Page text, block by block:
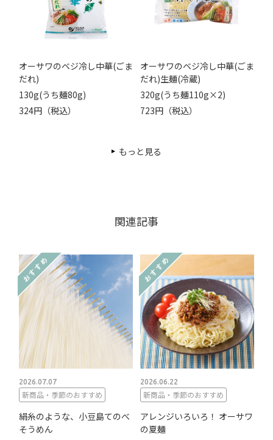
オーサワのベジ冷し中華(ごま
だれ)
130g(うち麺80g)
324円（税込）
オーサワのベジ冷し中華(ごま
だれ)生麺(冷蔵)
320g(うち麺110g×2)
723円（税込）
もっと見る
関連記事
2026.07.07
新商品・季節のおすすめ
絹糸のような、小豆島てのべ
そうめん
2026.06.22
新商品・季節のおすすめ
アレンジいろいろ！ オーサワ
の夏麺